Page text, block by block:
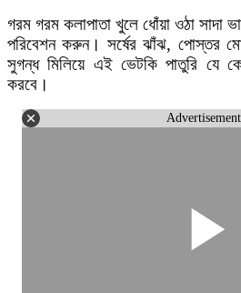
গরম গরম কলাপাতা খুলে ধোঁয়া ওঠা সাদা
পরিবেশন করুন। সর্ষের ঝাঁঝ, পোস্তর
সুগন্ধ মিলিয়ে এই ভেটকি পাতুরি যে
করবে।
Advertisement